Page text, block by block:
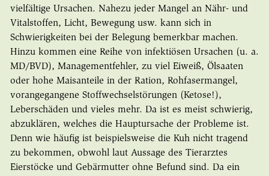
vielfältige Ursachen. Nahezu jeder Mangel an Nähr- und
Vitalstoffen, Licht, Bewegung usw. kann sich in
Schwierigkeiten bei der Belegung bemerkbar machen.
Hinzu kommen eine Reihe von infektiösen Ursachen (u. a.
MD/BVD), Managementfehler, zu viel Eiweiß, Ölsaaten
oder hohe Maisanteile in der Ration, Rohfasermangel,
vorangegangene Stoffwechselstörungen (Ketose!),
Leberschäden und vieles mehr. Da ist es meist schwierig,
abzuklären, welches die Hauptursache der Probleme ist.
Denn wie häufig ist beispielsweise die Kuh nicht tragend
zu bekommen, obwohl laut Aussage des Tierarztes
Eierstöcke und Gebärmutter ohne Befund sind. Da ein